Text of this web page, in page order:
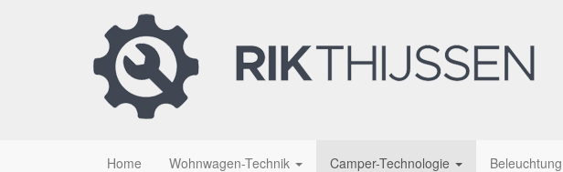
Home Wohnwagen-Technik Camper-Technologie Beleuchtung